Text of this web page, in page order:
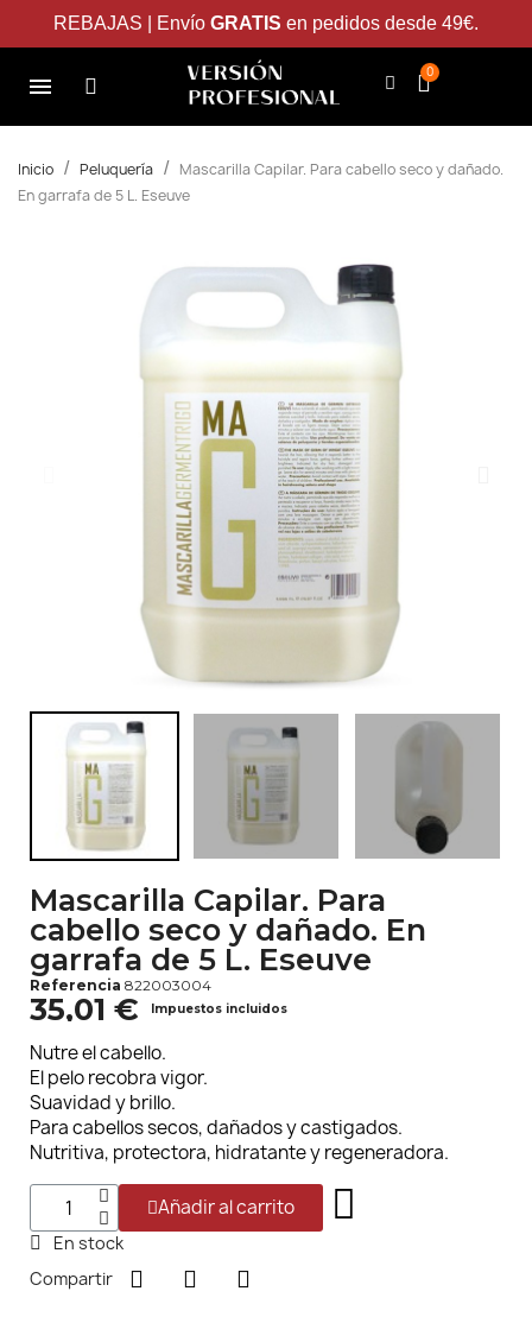
REBAJAS | Envío GRATIS en pedidos desde 49€.
Inicio Peluquería
Mascarilla Capilar. Para cabello seco y dañado.
En garrafa de 5 L. Eseuve
Mascarilla Capilar. Para
cabello seco y dañado. En
garrafa de 5 L. Eseuve
Referencia 822003004
35,01 € Impuestos incluidos
Nutre el cabello.
El pelo recobra vigor.
Suavidad y brillo.
Para cabellos secos, dañados y castigados.
Nutritiva, protectora, hidratante y regeneradora.
Añadir al carrito
En stock
Compartir